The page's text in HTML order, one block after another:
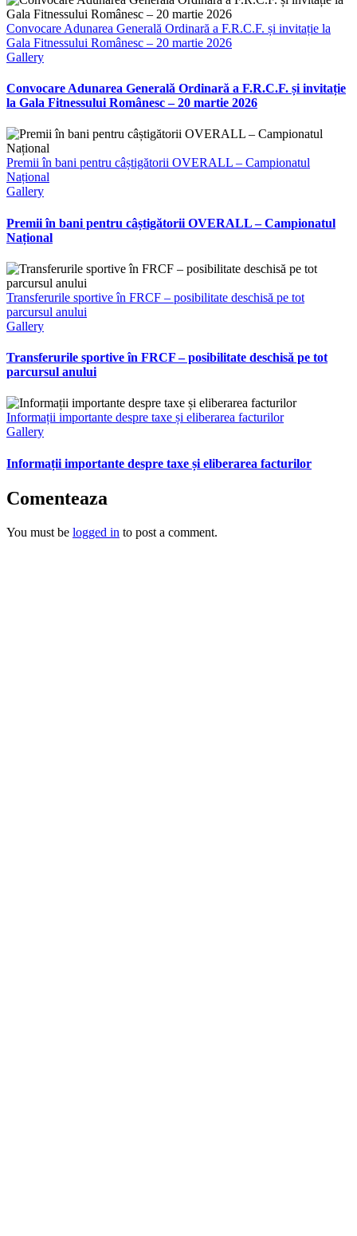
Convocare Adunarea Generală Ordinară a F.R.C.F. și invitație la
Gala Fitnessului Românesc – 20 martie 2026
Gallery
Convocare Adunarea Generală Ordinară a F.R.C.F. și invitație
la Gala Fitnessului Românesc – 20 martie 2026
Premii în bani pentru câștigătorii OVERALL – Campionatul
Național
Gallery
Premii în bani pentru câștigătorii OVERALL – Campionatul
Național
Transferurile sportive în FRCF – posibilitate deschisă pe tot
parcursul anului
Gallery
Transferurile sportive în FRCF – posibilitate deschisă pe tot
parcursul anului
Informații importante despre taxe și eliberarea facturilor
Gallery
Informații importante despre taxe și eliberarea facturilor
Comenteaza
You must be logged in to post a comment.